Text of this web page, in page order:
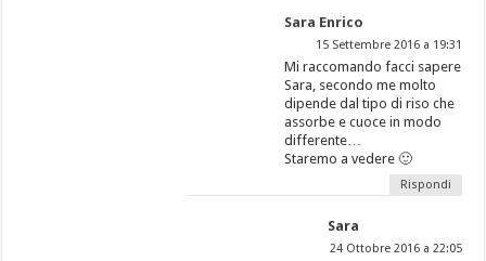
Sara Enrico
15 Settembre 2016 a 19:31
Mi raccomando facci sapere
Sara, secondo me molto
dipende dal tipo di riso che
assorbe e cuoce in modo
differente…
Staremo a vedere 🙂
Rispondi
Sara
24 Ottobre 2016 a 22:05